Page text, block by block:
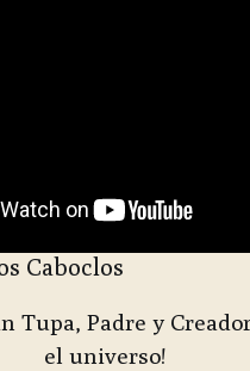
Caboclos
Tupa, Padre y
el universo!